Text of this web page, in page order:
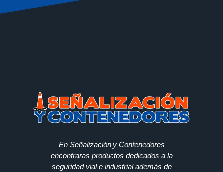
En Señalización y Contenedores
encontraras productos dedicados a la
seguridad vial e industrial además de